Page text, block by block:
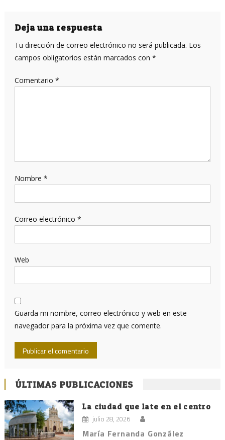
entradas
Deja una respuesta
Tu dirección de correo electrónico no será publicada. Los
campos obligatorios están marcados con *
Comentario *
Nombre *
Correo electrónico *
Web
Guarda mi nombre, correo electrónico y web en este
navegador para la próxima vez que comente.
ÚLTIMAS PUBLICACIONES
La ciudad que late en el centro
julio 28, 2026
María Fernanda González